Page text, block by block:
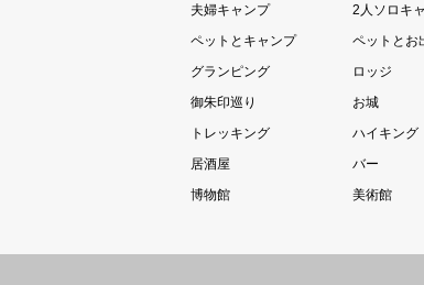
夫婦キャンプ
2人ソロキ
ペットとキャンプ
ペットとお
グランピング
ロッジ
御朱印巡り
お城
トレッキング
ハイキング
居酒屋
バー
博物館
美術館